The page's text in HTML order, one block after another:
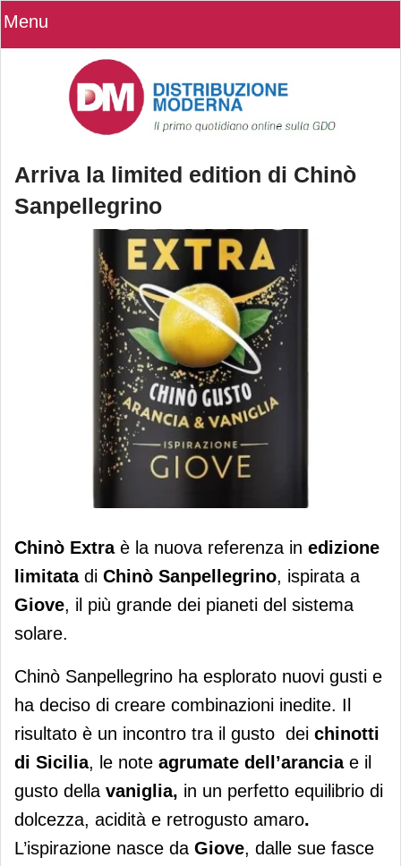
Menu
Arriva la limited edition di Chinò
Sanpellegrino
Arriva la limited edition di Chinò
Chinò Extraè la nuova referenza in edizione
limitatadi Chinò Sanpellegrino, ispirata a
Giove, il più grande dei pianeti del sistema
solare.
Chinò Sanpellegrino ha esplorato nuovi gusti e
ha deciso di creare combinazioni inedite. Il
risultato è un incontro tra il gusto dei chinotti
di Sicilia, le note agrumate dell’aranciae il
gusto della vaniglia, in un perfetto equilibrio di
dolcezza, acidità e retrogusto amaro.
L’ispirazione nasce da Giove, dalle sue fasce